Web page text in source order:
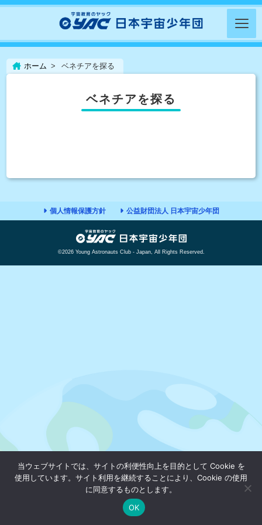
ホーム ベネチアを探る
ベネチアを探る
個人情報保護方針 公益財団法人 日本宇宙少年団
©2026 Young Astronauts Club - Japan, All Rights Reserved.
当ウェブサイトでは、サイトの利便性向上を目的として Cookie を
使用しています。サイト利用を継続することにより、Cookie の使用
に同意するものとします。
OK